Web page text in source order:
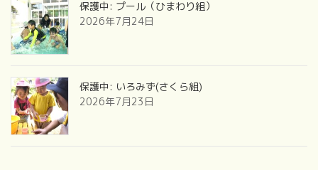
保護中: プール（ひまわり組）
2026年7月24日
保護中: いろみず(さくら組)
2026年7月23日